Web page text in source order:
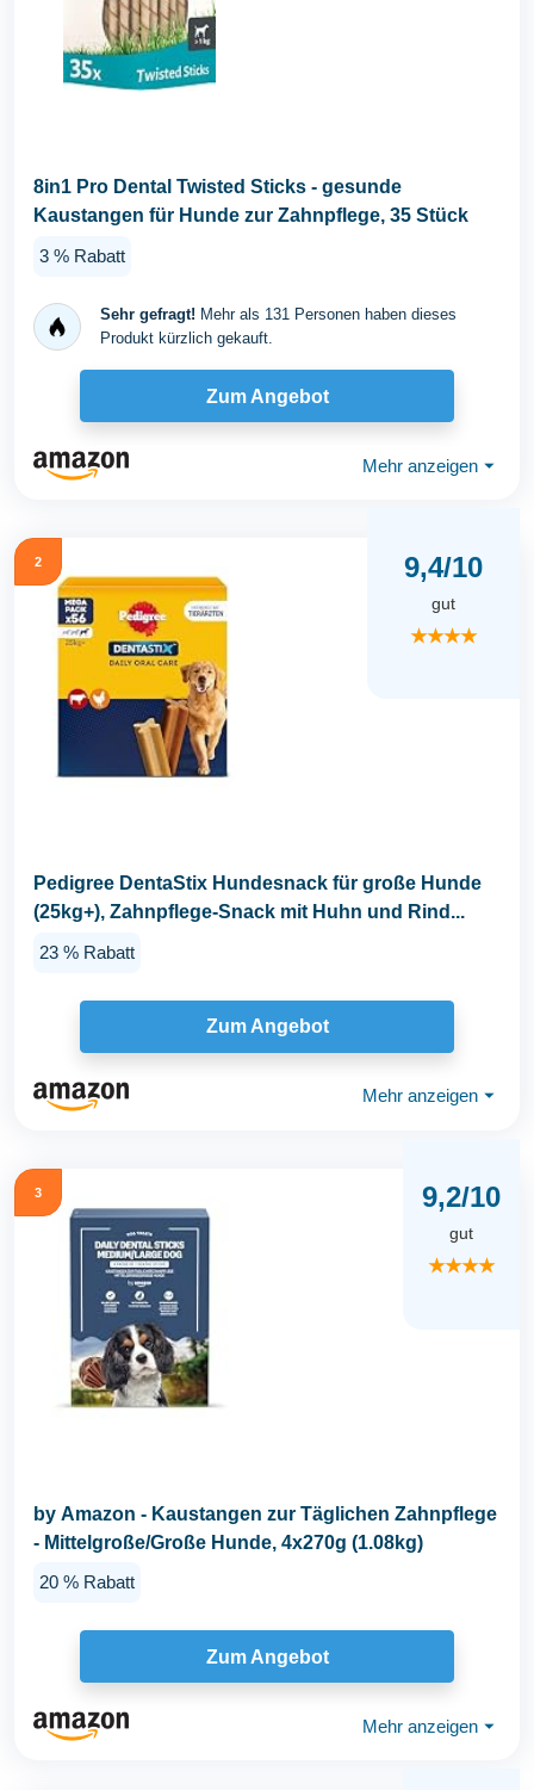
8in1 Pro Dental Twisted Sticks - gesunde
Kaustangen für Hunde zur Zahnpflege, 35 Stück
3 % Rabatt
Sehr gefragt! Mehr als 131 Personen haben dieses
Produkt kürzlich gekauft.
Zum Angebot
Mehr anzeigen ⏷
2 9,4/10
gut
★★★★
Pedigree DentaStix Hundesnack für große Hunde
(25kg+), Zahnpflege-Snack mit Huhn und Rind...
23 % Rabatt
Zum Angebot
Mehr anzeigen ⏷
3 9,2/10
gut
★★★★
by Amazon - Kaustangen zur Täglichen Zahnpflege
- Mittelgroße/Große Hunde, 4x270g (1.08kg)
20 % Rabatt
Zum Angebot
Mehr anzeigen ⏷